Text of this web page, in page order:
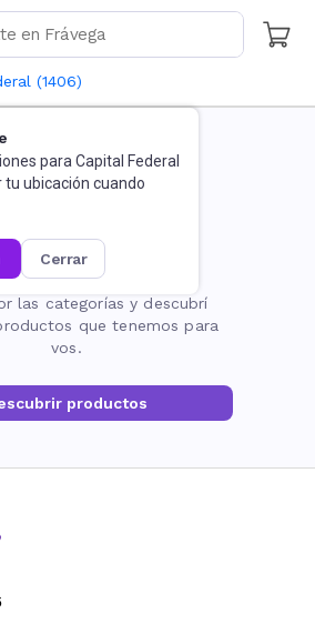
(1406)
para Capital Federal
tu ubicación cuando
cerrar
no existe
las categorías y descubrí
que tenemos para
vos.
productos